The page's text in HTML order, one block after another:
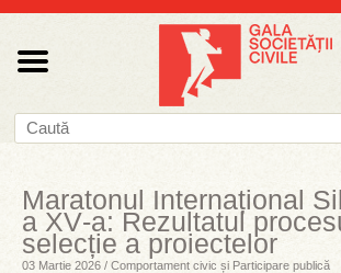
Maratonul Internațional
a XV‑a: Rezultatul
selecție a proiectelor
03 Martie 2026 / Comportament civic și Participare publică